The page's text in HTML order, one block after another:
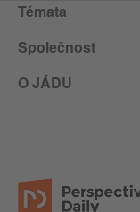
Témata
Společnost
O JÁDU